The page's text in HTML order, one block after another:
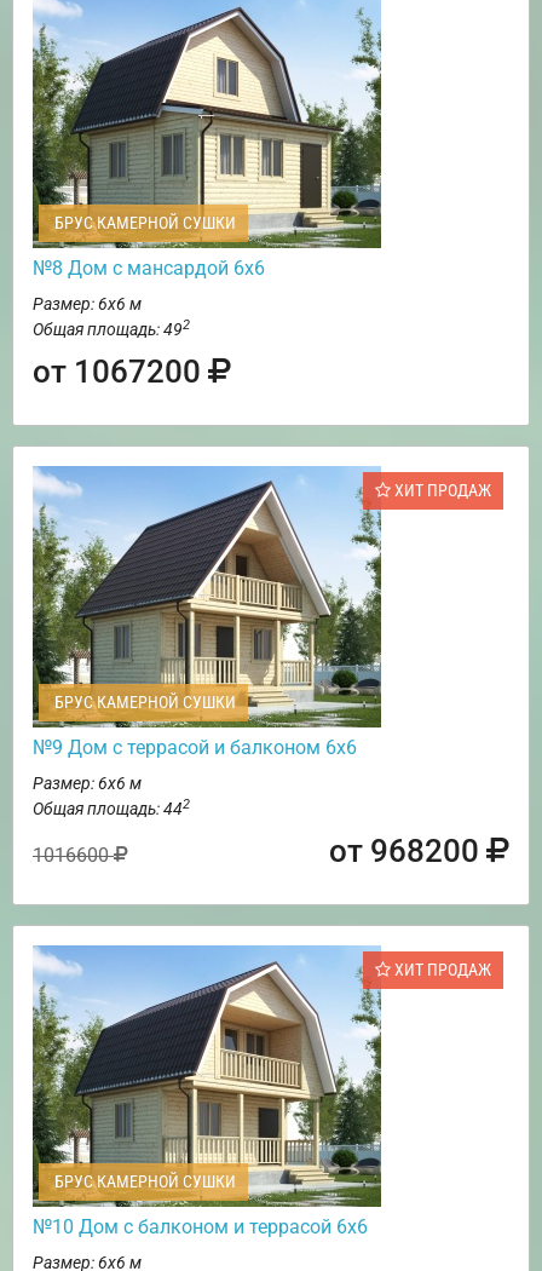
БРУС КАМЕРНОЙ СУШКИ
№8 Дом с мансардой 6х6
Размер: 6х6 м
Общая площадь: 492
от 1067200
ХИТ ПРОДАЖ
БРУС КАМЕРНОЙ СУШКИ
№9 Дом с террасой и балконом 6х6
Размер: 6х6 м
Общая площадь: 442
1016600 от 968200
ХИТ ПРОДАЖ
БРУС КАМЕРНОЙ СУШКИ
№10 Дом с балконом и террасой 6х6
Размер: 6х6 м